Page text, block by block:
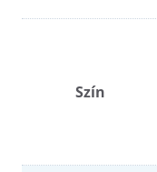
Szín